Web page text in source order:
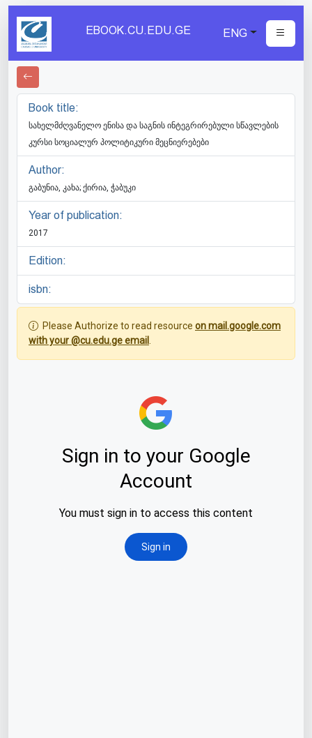
EBOOK.CU.EDU.GE ENG
Book title:
სახელმძღვანელო ენისა და საგნის ინტეგრირებული სწავლების
კურსი სოციალურ პოლიტიკური მეცნიერებები
Author:
გაბუნია, კახა; ქირია, ჭაბუკი
Year of publication:
2017
Edition:
isbn:
Please Authorize to read resource on mail.google.com
with your @cu.edu.ge email